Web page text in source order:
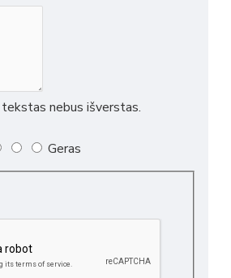
nebus išverstas.
Geras